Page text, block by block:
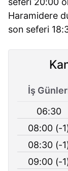
Haramidere
son seferi
İş
06:30
08:00 (-
08:30 (-
09:00 (-